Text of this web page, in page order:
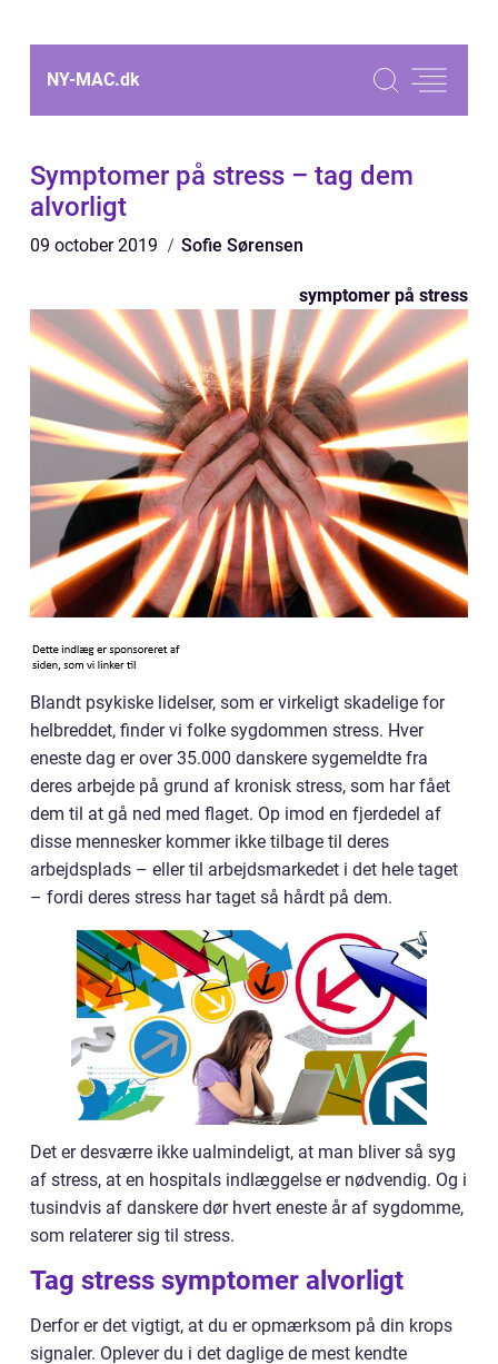
NY-MAC.dk
Symptomer på stress – tag dem
alvorligt
09 october 2019 Sofie Sørensen
symptomer på stress
Blandt psykiske lidelser, som er virkeligt skadelige for
helbreddet, finder vi folke sygdommen stress. Hver
eneste dag er over 35.000 danskere sygemeldte fra
deres arbejde på grund af kronisk stress, som har fået
dem til at gå ned med flaget. Op imod en fjerdedel af
disse mennesker kommer ikke tilbage til deres
arbejdsplads – eller til arbejdsmarkedet i det hele taget
– fordi deres stress har taget så hårdt på dem.
Det er desværre ikke ualmindeligt, at man bliver så syg
af stress, at en hospitals indlæggelse er nødvendig. Og i
tusindvis af danskere dør hvert eneste år af sygdomme,
som relaterer sig til stress.
Tag stress symptomer alvorligt
Derfor er det vigtigt, at du er opmærksom på din krops
signaler. Oplever du i det daglige de mest kendte